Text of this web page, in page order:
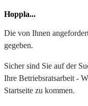
Hoppla...
Die von Ihnen
gegeben.
Sicher sind Sie auf der
Ihre Betriebsratsarbeit -
Startseite zu kommen.